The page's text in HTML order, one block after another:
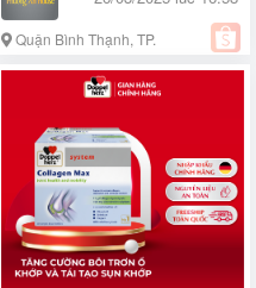
Quận Bình Thạnh, TP.